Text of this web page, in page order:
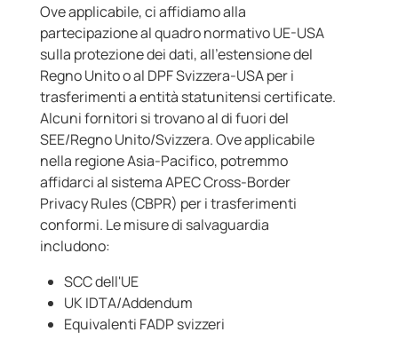
Ove applicabile, ci affidiamo alla
partecipazione al quadro normativo UE-USA
sulla protezione dei dati, all'estensione del
Regno Unito o al DPF Svizzera-USA per i
trasferimenti a entità statunitensi certificate.
Alcuni fornitori si trovano al di fuori del
SEE/Regno Unito/Svizzera. Ove applicabile
nella regione Asia-Pacifico, potremmo
affidarci al sistema APEC Cross-Border
Privacy Rules (CBPR) per i trasferimenti
conformi. Le misure di salvaguardia
includono:
SCC dell'UE
UK IDTA/Addendum
Equivalenti FADP svizzeri